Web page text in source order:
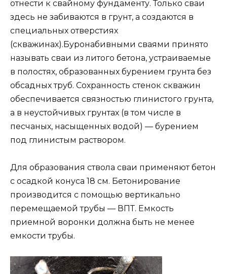
отнести к свайному фундаменту. Только сваи
здесь не забиваются в грунт, а создаются в
специальных отверстиях
(скважинах).Буронабивными сваями принято
называть сваи из литого бетона, устраиваемые
в полостях, образованных бурением грунта без
обсадных труб. Сохранность стенок скважин
обеспечивается связностью глинистого грунта,
а в неустойчивых грунтах (в том числе в
песчаных, насыщенных водой) — бурением
под глинистым раствором.
Для образования ствола сваи применяют бетон
с осадкой конуса 18 см. Бетонирование
производится с помощью вертикально
перемещаемой трубы — ВПТ. Емкость
приемной воронки должна быть не менее
емкости трубы.